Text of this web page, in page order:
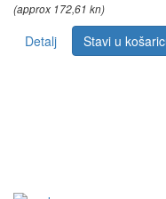
(approx 172,61 kn)
Detalj Stavi u